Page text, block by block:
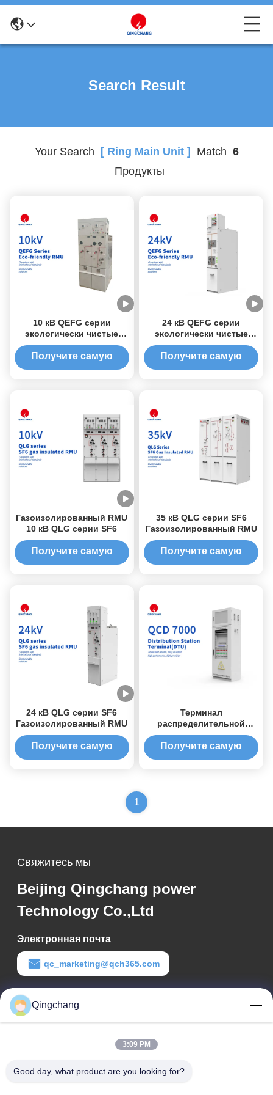
Search Result
Your Search [ Ring Main Unit ] Match 6
Продукты
10 кВ QEFG серии
экологически чистые
газоизолированные RMU
Получите самую
24 кВ QEFG серии
экологически чистые
газоизолированные РМУ
Получите самую
Газоизолированный RMU
10 кВ QLG серии SF6
Получите самую
35 кВ QLG серии SF6
Газоизолированный RMU
Получите самую
24 кВ QLG серии SF6
Газоизолированный RMU
Получите самую
Терминал
распределительной
станции серии QCD 7000
DTU
Получите самую
1
Свяжитесь мы
Beijing Qingchang power
Technology Co.,Ltd
Электронная почта
qc_marketing@qch365.com
Время работы
00:00-23:59
C1111 GEM Techcenter, No9, 3-я улица Шанди, Пекин
Qingchang
3:09 PM
Good day, what product are you looking for?